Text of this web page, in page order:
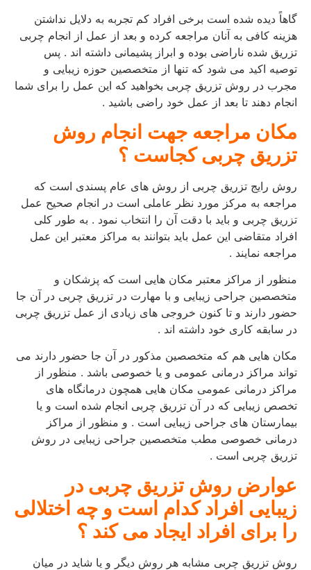
گاهاً دیده شده است برخی افراد کم تجربه به دلایل نداشتن
هزینه کافی به آنان مراجعه کرده و بعد از عمل از انجام چربی
تزریق شده ناراضی بوده و ابراز پشیمانی داشته اند . پس
توصیه اکید می شود که تنها از متخصصین حوزه زیبایی و
مجرب در روش تزریق چربی بخواهید که این عمل را برای شما
انجام دهند تا بعد از عمل خود راضی باشید .
مکان مراجعه جهت انجام روش
تزریق چربی کجاست ؟
روش رایج تزریق چربی از روش های عام پسندی است که
مراجعه به مرکز مورد نظر عاملی است در انجام صحیح عمل
تزریق چربی و باید با دقت آن را انتخاب نمود . به طور کلی
افراد متقاضی این عمل باید بتوانند به مراکز معتبر این عمل
مراجعه نمایند .
منظور از مراکز معتبر مکان هایی است که پزشکان و
متخصصین جراحی زیبایی و با مهارت در تزریق چربی در آن جا
حضور دارند و تا کنون خروجی های زیادی از عمل تزریق چربی
در سابقه کاری خود داشته اند .
مکان هایی هم که متخصصین مذکور در آن جا حضور دارند می
تواند مراکز درمانی عمومی و یا خصوصی باشد . منظور از
مراکز درمانی عمومی مکان هایی همچون درمانگاه های
تخصص زیبایی که در آن تزریق چربی انجام شده است و یا
بیمارستان های جراحی زیبایی است . و منظور از مراکز
درمانی خصوصی مطب متخصصین جراحی زیبایی در روش
تزریق چربی است .
عوارض روش تزریق چربی در
زیبایی افراد کدام است و چه اختلالی
را برای افراد ایجاد می کند ؟
روش تزریق چربی مشابه هر روش دیگر و یا شاید در میان